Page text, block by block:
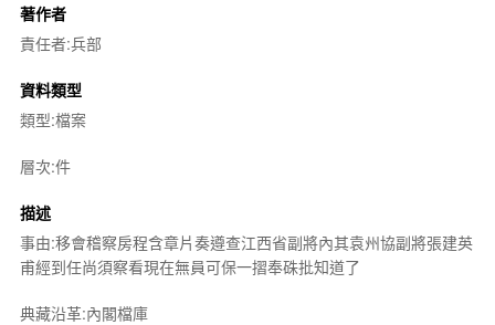
著作者
責任者:兵部
資料類型
類型:檔案
層次:件
描述
事由:移會稽察房程含章片奏遵查江西省副將內其袁州協副將張建英
甫經到任尚須察看現在無員可保一摺奉硃批知道了
典藏沿革:內閣檔庫